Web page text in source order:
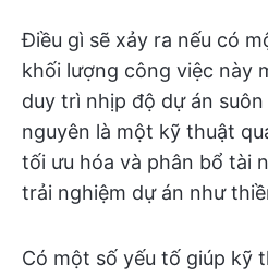
Điều gì sẽ xảy ra nếu có
khối lượng công việc này
duy trì nhịp độ dự án suôn
nguyên là một kỹ thuật
tối ưu hóa và phân bổ tài
trải nghiệm dự án như
Có một số yếu tố giúp kỹ